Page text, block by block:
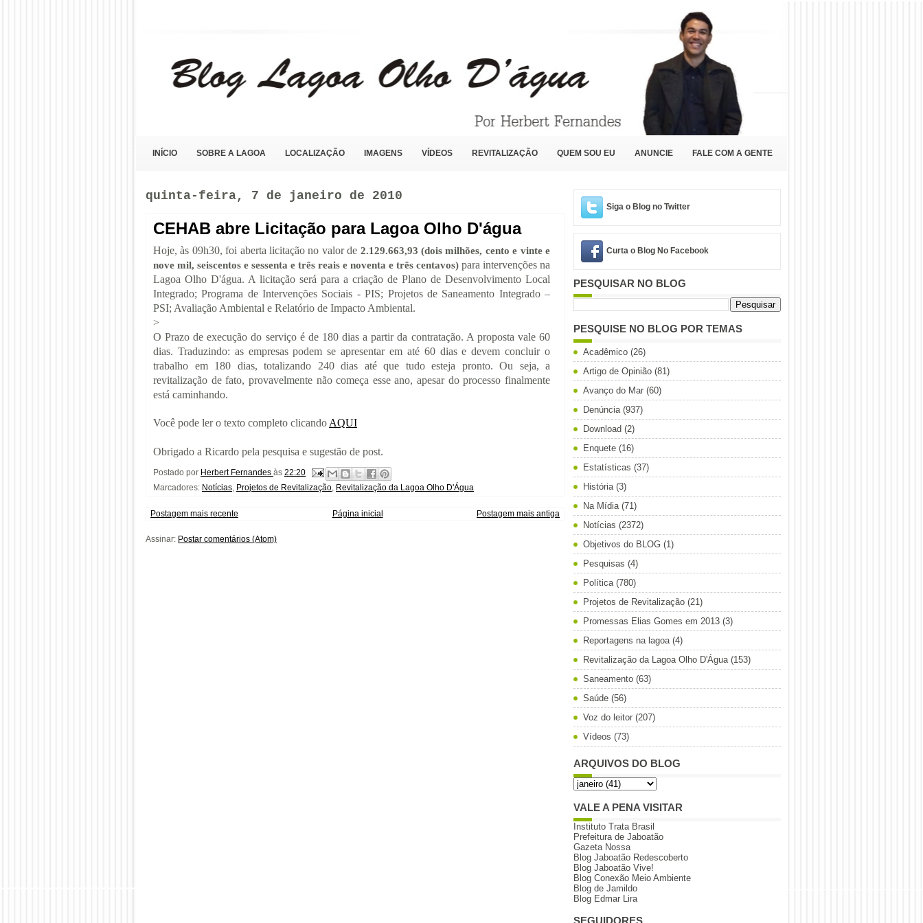
INÍCIO SOBRE A LAGOA LOCALIZAÇÃO IMAGENS VÍDEOS REVITALIZAÇÃO QUEM SOU EU ANUNCIE FALE COM A GENTE
quinta-feira, 7 de janeiro de 2010
CEHAB abre Licitação para Lagoa Olho D'água
Hoje, às 09h30, foi aberta licitação no valor de 2.129.663,93 (dois milhões, cento e vinte e
nove mil, seiscentos e sessenta e três reais e noventa e três centavos) para intervenções na
Lagoa Olho D'água. A licitação será para a criação de Plano de Desenvolvimento Local
Integrado;Programa de Intervenções Sociais - PIS; Projetos de Saneamento Integrado –
PSI; Avaliação Ambiental e Relatório de Impacto Ambiental.
>
O Prazo de execução do serviço é de 180 dias a partir da contratação. A proposta vale 60
dias. Traduzindo: as empresas podem se apresentar em até 60 dias e devem concluir o
trabalho em 180 dias, totalizando 240 dias até que tudo esteja pronto. Ou seja, a
revitalização de fato, provavelmente não começa esse ano, apesar do processo finalmente
está caminhando.
Você pode ler o texto completo clicando AQUI
Obrigado a Ricardo pela pesquisa e sugestão de post.
Postado por Herbert Fernandes às 22:20
Marcadores: Notícias, Projetos de Revitalização, Revitalização da Lagoa Olho D'Água
Postagem mais recente Postagem mais antiga
Página inicial
Assinar: Postar comentários (Atom)
Siga o Blog no Twitter
Curta o Blog No Facebook
PESQUISAR NO BLOG
PESQUISE NO BLOG POR TEMAS
Acadêmico (26)
Artigo de Opinião (81)
Avanço do Mar (60)
Denúncia (937)
Download (2)
Enquete (16)
Estatísticas (37)
História (3)
Na Mídia (71)
Notícias (2372)
Objetivos do BLOG (1)
Pesquisas (4)
Política (780)
Projetos de Revitalização (21)
Promessas Elias Gomes em 2013 (3)
Reportagens na lagoa (4)
Revitalização da Lagoa Olho D'Água (153)
Saneamento (63)
Saúde (56)
Voz do leitor (207)
Vídeos (73)
ARQUIVOS DO BLOG
VALE A PENA VISITAR
Instituto Trata Brasil
Prefeitura de Jaboatão
Gazeta Nossa
Blog Jaboatão Redescoberto
Blog Jaboatão Vive!
Blog Conexão Meio Ambiente
Blog de Jamildo
Blog Edmar Lira
SEGUIDORES